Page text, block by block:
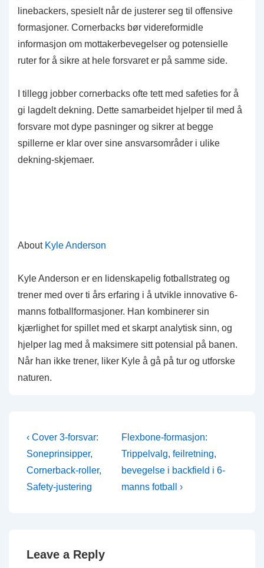
linebackers, spesielt når de justerer seg til offensive
formasjoner. Cornerbacks bør videreformidle
informasjon om mottakerbevegelser og potensielle
ruter for å sikre at hele forsvaret er på samme side.
I tillegg jobber cornerbacks ofte tett med safeties for å
gi lagdelt dekning. Dette samarbeidet hjelper til med å
forsvare mot dype pasninger og sikrer at begge
spillerne er klar over sine ansvarsområder i ulike
dekning-skjemaer.
About Kyle Anderson
Kyle Anderson er en lidenskapelig fotballstrateg og
trener med over ti års erfaring i å utvikle innovative 6-
manns fotballformasjoner. Han kombinerer sin
kjærlighet for spillet med et skarpt analytisk sinn, og
hjelper lag med å maksimere sitt potensial på banen.
Når han ikke trener, liker Kyle å gå på tur og utforske
naturen.
Post
navigation
Previous
Post
is
‹ Cover 3-forsvar:
Soneprinsipper,
Cornerback-roller,
Safety-justering
Next
Post
is
Flexbone-formasjon:
Trippelvalg, feilretning,
bevegelse i backfield i 6-
manns fotball ›
Leave a Reply